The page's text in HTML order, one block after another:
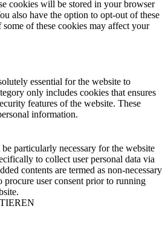
cookies will be stored in your browser
also have the option to opt-out of these
of these cookies may affect your
essential for the website to
only includes cookies that ensures
features of the website. These
information.
particularly necessary for the website
to collect user personal data via
contents are termed as non-necessary
procure user consent prior to running